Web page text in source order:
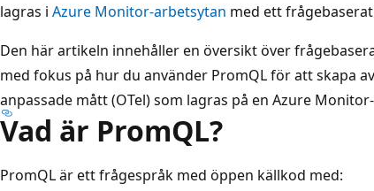
lagras i Azure Monitor-arbetsytan med ett
Den här artikeln innehåller en översikt över
med fokus på hur du använder PromQL för att skapa
anpassade mått (OTel) som lagras på en Azure
Vad är PromQL?
PromQL är ett frågespråk med öppen källkod med: